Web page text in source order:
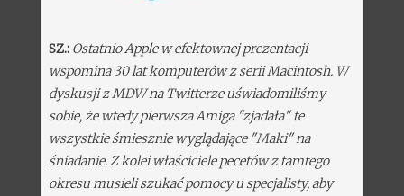
SZ.: Ostatnio Apple w efektownej prezentacji
wspomina 30 lat komputerów z serii Macintosh. W
dyskusji z MDW na Twitterze uświadomiliśmy
sobie, że wtedy pierwsza Amiga "zjadała" te
wszystkie śmiesznie wyglądające "Maki" na
śniadanie. Z kolei właściciele pecetów z tamtego
okresu musieli szukać pomocy u specjalisty, aby